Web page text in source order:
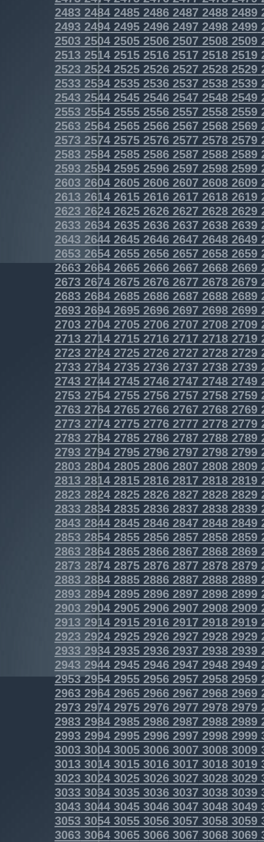
2483248424852486248724882489
2493249424952496249724982499
2503250425052506250725082509
2513251425152516251725182519
2523252425252526252725282529
2533253425352536253725382539
2543254425452546254725482549
2553255425552556255725582559
2563256425652566256725682569
2573257425752576257725782579
2583258425852586258725882589
2593259425952596259725982599
2603260426052606260726082609
2613261426152616261726182619
2623262426252626262726282629
2633263426352636263726382639
2643264426452646264726482649
2653265426552656265726582659
2663266426652666266726682669
2673267426752676267726782679
2683268426852686268726882689
2693269426952696269726982699
2703270427052706270727082709
2713271427152716271727182719
2723272427252726272727282729
2733273427352736273727382739
2743274427452746274727482749
2753275427552756275727582759
2763276427652766276727682769
2773277427752776277727782779
2783278427852786278727882789
2793279427952796279727982799
2803280428052806280728082809
2813281428152816281728182819
2823282428252826282728282829
2833283428352836283728382839
2843284428452846284728482849
2853285428552856285728582859
2863286428652866286728682869
2873287428752876287728782879
2883288428852886288728882889
2893289428952896289728982899
2903290429052906290729082909
2913291429152916291729182919
2923292429252926292729282929
2933293429352936293729382939
2943294429452946294729482949
2953295429552956295729582959
2963296429652966296729682969
2973297429752976297729782979
2983298429852986298729882989
2993299429952996299729982999
3003300430053006300730083009
3013301430153016301730183019
3023302430253026302730283029
3033303430353036303730383039
3043304430453046304730483049
3053305430553056305730583059
3063306430653066306730683069